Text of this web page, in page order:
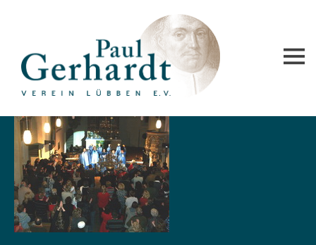
Paul-Gerhardt-Verein Lübben e.V.